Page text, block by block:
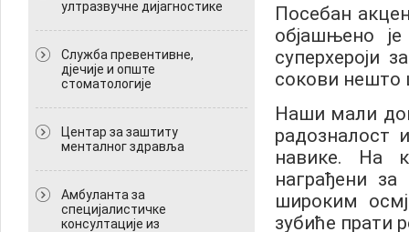
ултразвучне дијагностике
Служба превентивне,
дјечије и опште
стоматологије
Центар за заштиту
менталног здравља
Амбуланта за
специјалистичке
консултације из
Посебан
објашњено
суперхероји
сокови нешто
Наши мали
радозналост
навике. На
награђени
широким
зубиће прати